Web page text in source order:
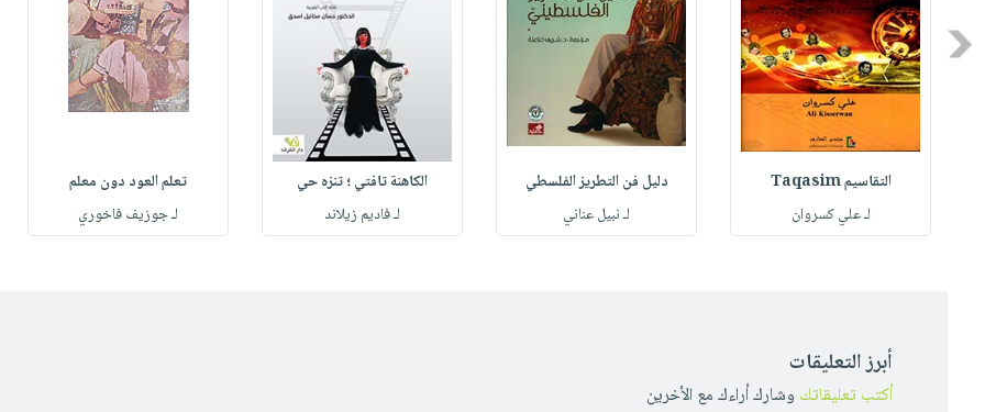
Previous
التقاسيم Taqasim
لـ علي كسروان
دليل فن التطريز الفلسطي
لـ نبيل عناني
الكاهنة تافتي ؛ تنزه حي
لـ فاديم زيلاند
تعلم العود دون معلم
لـ جوزيف فاخوري
أبرز التعليقات
أكتب تعليقاتك وشارك أراءك مع الأخرين